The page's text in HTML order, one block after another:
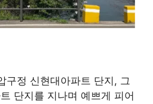
구정 신현대아파트 단지, 그
단지를 지나며 예쁘게 피어